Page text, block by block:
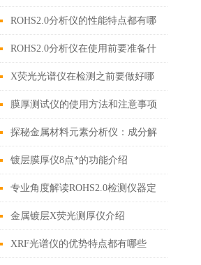
ROHS2.0分析仪的性能特点都有哪
些呢？
ROHS2.0分析仪在使用前要准备什
么你知道吗？
X荧光光谱仪在检测之前要做好哪
些事项呢？
膜厚测试仪的使用方法和注意事项
有哪些？
探秘金属材料元素分析仪：成分解
析与工业质量控制的核心枢纽
镀层膜厚仪8点*的功能介绍
专业角度解读ROHS2.0检测仪器定
期保养的规范与流程
金属镀层X荧光测厚仪介绍
XRF光谱仪的优势特点都有哪些